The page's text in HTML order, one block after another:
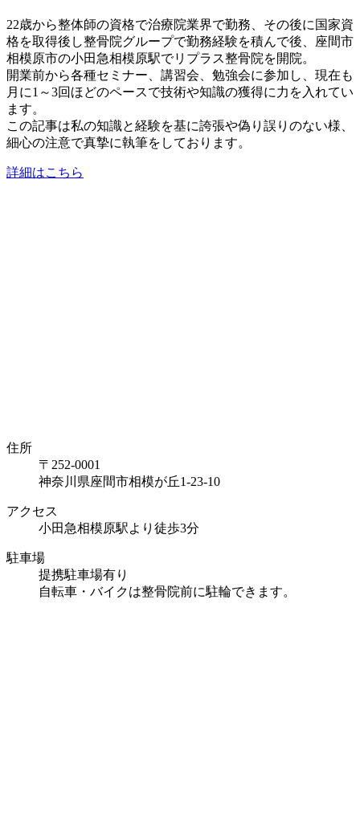
22歳から整体師の資格で治療院業界で勤務、その後に国家資
格を取得後し整骨院グループで勤務経験を積んで後、座間市
相模原市の小田急相模原駅でリプラス整骨院を開院。
開業前から各種セミナー、講習会、勉強会に参加し、現在も
月に1～3回ほどのペースで技術や知識の獲得に力を入れてい
ます。
この記事は私の知識と経験を基に誇張や偽り誤りのない様、
細心の注意で真摯に執筆をしております。
詳細はこちら
住所
〒252-0001
神奈川県座間市相模が丘1-23-10
アクセス
小田急相模原駅より徒歩3分
駐車場
提携駐車場有り
自転車・バイクは整骨院前に駐輪できます。